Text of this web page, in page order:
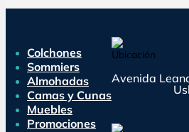
Colchones
Sommiers
Almohadas
Camas y Cunas
Muebles
Promociones
Avenida